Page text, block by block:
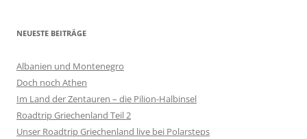
NEUESTE BEITRÄGE
Albanien und Montenegro
Doch noch Athen
Im Land der Zentauren – die Pilion-Halbinsel
Roadtrip Griechenland Teil 2
Unser Roadtrip Griechenland live bei Polarsteps